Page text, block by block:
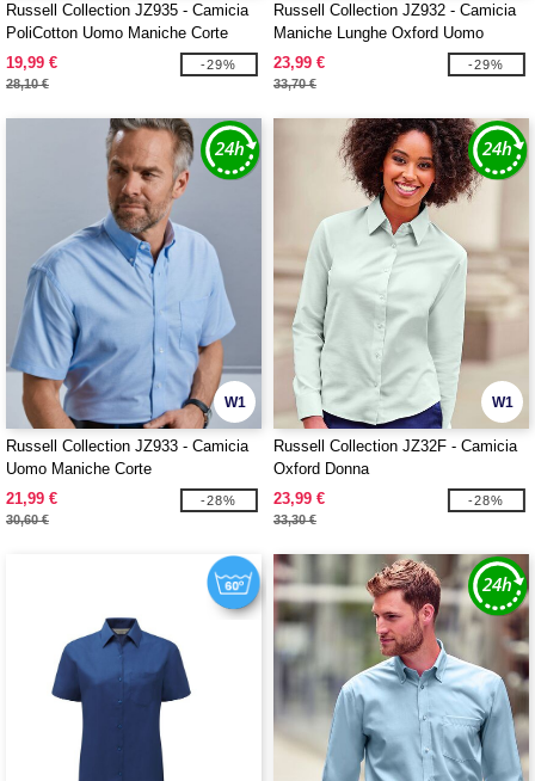
Russell Collection JZ935 - Camicia
PoliCotton Uomo Maniche Corte
19,99 €
28,10 €
-29%
Russell Collection JZ932 - Camicia
Maniche Lunghe Oxford Uomo
23,99 €
33,70 €
-29%
W1
Russell Collection JZ933 - Camicia
Uomo Maniche Corte
21,99 €
30,60 €
-28%
W1
Russell Collection JZ32F - Camicia
Oxford Donna
23,99 €
33,30 €
-28%